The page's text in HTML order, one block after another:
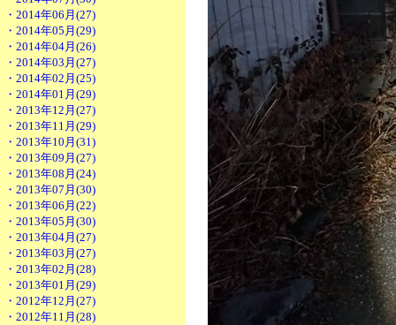
・2014年06月(27)
・2014年05月(29)
・2014年04月(26)
・2014年03月(27)
・2014年02月(25)
・2014年01月(29)
・2013年12月(27)
・2013年11月(29)
・2013年10月(31)
・2013年09月(27)
・2013年08月(24)
・2013年07月(30)
・2013年06月(22)
・2013年05月(30)
・2013年04月(27)
・2013年03月(27)
・2013年02月(28)
・2013年01月(29)
・2012年12月(27)
・2012年11月(28)